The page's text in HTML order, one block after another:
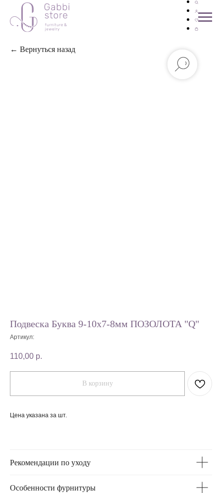
← Вернуться назад
Подвеска Буква 9-10х7-8мм ПОЗОЛОТА "Q"
Артикул:
110,00 р.
В корзину
Цена указана за шт.
Рекомендации по уходу
Особенности фурнитуры